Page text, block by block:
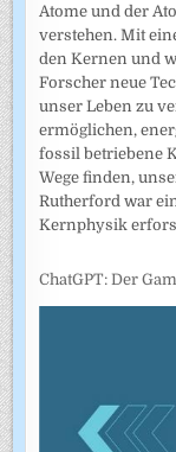
Atome und der
verstehen. Mit
den Kernen und
Forscher neue
unser Leben zu
ermöglichen,
fossil betriebene
Wege finden,
Rutherford war
Kernphysik
ChatGPT: Der